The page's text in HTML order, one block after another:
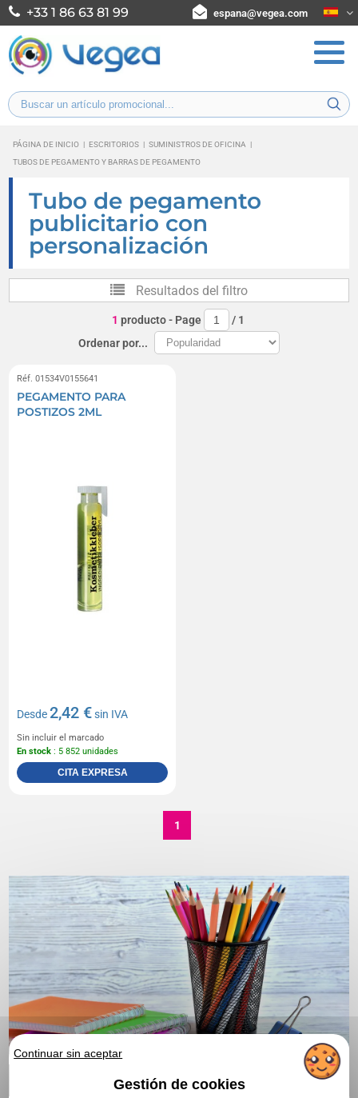
+33 1 86 63 81 99 espana@vegea.com
PÁGINA DE INICIO | ESCRITORIOS | SUMINISTROS DE OFICINA
|
TUBOS DE PEGAMENTO Y BARRAS DE PEGAMENTO
Tubo de pegamento
publicitario con
personalización
Resultados del filtro
1 producto- Page / 1
Ordenar por...
Réf. 01534V0155641
PEGAMENTO PARA
POSTIZOS 2ML
Desde2,42 €sin IVA
Sin incluir el marcado
En stock : 5 852 unidades
CITA EXPRESA
1
Continuar sin aceptar
Gestión de cookies